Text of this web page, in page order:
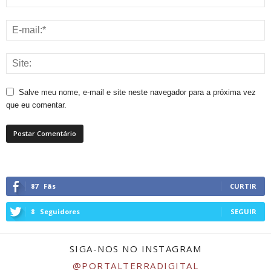
Salve meu nome, e-mail e site neste navegador para a próxima vez
que eu comentar.
87 Fãs CURTIR
8 Seguidores SEGUIR
SIGA-NOS NO INSTAGRAM
@PORTALTERRADIGITAL